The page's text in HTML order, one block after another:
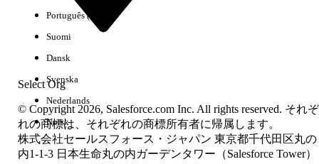
すべてが入力された ID ディメンションと金額基準 (null 値
が含まれる) には 3 つのレコードすべてが存在します。名前デ
ィメンションに null 値は存在しません。
グルーピング、絞り込み、順序設定
ディメンションでの
設定(並び替え) を行う場合、そのディメンションに存在する値
のみが結果に含まれます。つまり、ディメンションの値が null
のレコードは、そのディメンションがクエリのグルーピング、
Select Org
Português (Brasil)
Suomi
Dansk
Svenska
Nederlands
Norsk
© Copyright 2026, Salesforce.com Inc. All rights reserved. それぞ
れの商標は、それぞれの商標所有者に帰属します。
株式会社セールスフォース・ジャパン 東京都千代田区丸の
内1-1-3 日本生命丸の内ガーデンタワー（Salesforce Tower）